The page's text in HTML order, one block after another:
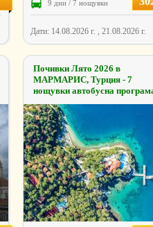
9 дни / 7 нощувки
Дати: 14.08.2026 г. , 21.08.2026 г.
Почивки Лято 2026 в
МАРМАРИС, Турция - 7
нощувки автобусна